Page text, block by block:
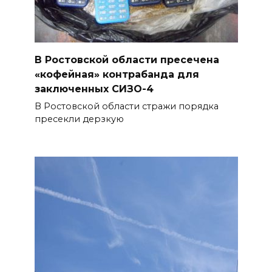
улицах
07 августа 2026 18:42
В Ростовской области более
2000 жителей бесплатно
осваивают новые профессии
07 августа 2026 18:38
тысяч детей: в Ростовской
области продолжается
оздоровительная кампания
07 августа 2026 18:30
Судьба аварийного особняка
в донской столице
В Ростовской области пресечена
«кофейная» контрабанда для
заключенных СИЗО-4
В Ростовской области стражи порядка
пресекли дерзкую